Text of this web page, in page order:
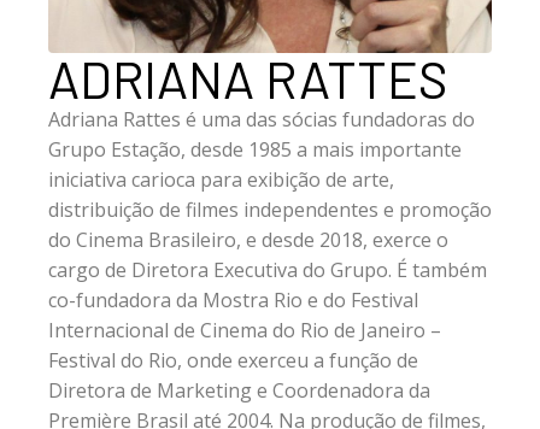
ADRIANA RATTES
Adriana Rattes é uma das sócias fundadoras do
Grupo Estação, desde 1985 a mais importante
iniciativa carioca para exibição de arte,
distribuição de filmes independentes e promoção
do Cinema Brasileiro, e desde 2018, exerce o
cargo de Diretora Executiva do Grupo. É também
co-fundadora da Mostra Rio e do Festival
Internacional de Cinema do Rio de Janeiro –
Festival do Rio, onde exerceu a função de
Diretora de Marketing e Coordenadora da
Première Brasil até 2004. Na produção de filmes,